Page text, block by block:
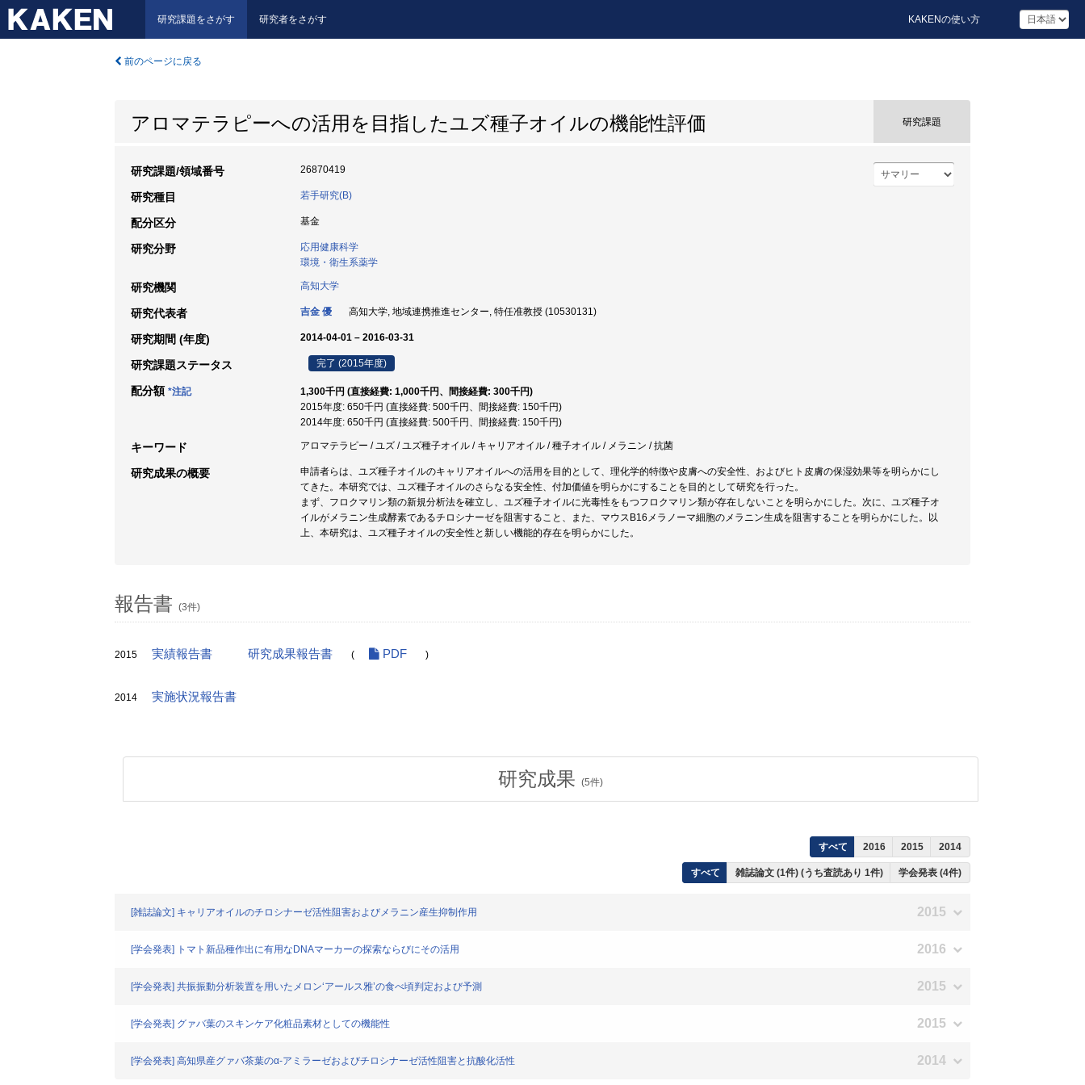
研究課題をさがす 研究者をさがす KAKENの使い方
前のページに戻る
アロマテラピーへの活用を目指したユズ種子オイルの機能性評価 研究課題
研究課題/領域番号 26870419
研究種目 若手研究(B)
配分区分 基金
研究分野
応用健康科学
環境・衛生系薬学
研究機関 高知大学
研究代表者 吉金 優 高知大学, 地域連携推進センター, 特任准教授 (10530131)
研究期間 (年度) 2014-04-01 – 2016-03-31
研究課題ステータス 完了 (2015年度)
配分額 *注記
1,300千円 (直接経費: 1,000千円、間接経費: 300千円)
2015年度: 650千円 (直接経費: 500千円、間接経費: 150千円)
2014年度: 650千円 (直接経費: 500千円、間接経費: 150千円)
キーワード アロマテラピー / ユズ / ユズ種子オイル / キャリアオイル / 種子オイル / メラニン / 抗菌
研究成果の概要
申請者らは、ユズ種子オイルのキャリアオイルへの活用を目的として、理化学的特徴や皮膚への安全性、およびヒト皮膚の保湿効果等を明らかにし
てきた。本研究では、ユズ種子オイルのさらなる安全性、付加価値を明らかにすることを目的として研究を行った。
まず、フロクマリン類の新規分析法を確立し、ユズ種子オイルに光毒性をもつフロクマリン類が存在しないことを明らかにした。次に、ユズ種子オ
イルがメラニン生成酵素であるチロシナーゼを阻害すること、また、マウスB16メラノーマ細胞のメラニン生成を阻害することを明らかにした。以
上、本研究は、ユズ種子オイルの安全性と新しい機能的存在を明らかにした。
報告書 (3件)
2015 実績報告書 研究成果報告書 ( PDF )
2014 実施状況報告書
研究成果 (5件)
すべて 2016 2015 2014
すべて 雑誌論文 (1件) (うち査読あり 1件) 学会発表 (4件)
[雑誌論文] キャリアオイルのチロシナーゼ活性阻害およびメラニン産生抑制作用 2015
[学会発表] トマト新品種作出に有用なDNAマーカーの探索ならびにその活用 2016
[学会発表] 共振振動分析装置を用いたメロン‘アールス雅’の食べ頃判定および予測 2015
[学会発表] グァバ葉のスキンケア化粧品素材としての機能性 2015
[学会発表] 高知県産グァバ茶葉のα-アミラーゼおよびチロシナーゼ活性阻害と抗酸化活性 2014